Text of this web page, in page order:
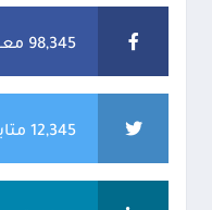
98,345 معجب
12,345 متابع